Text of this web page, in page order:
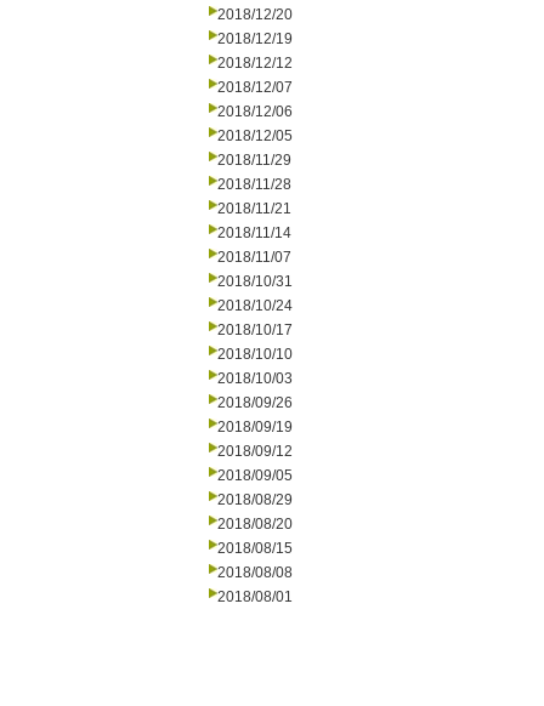
2018/12/20
2018/12/19
2018/12/12
2018/12/07
2018/12/06
2018/12/05
2018/11/29
2018/11/28
2018/11/21
2018/11/14
2018/11/07
2018/10/31
2018/10/24
2018/10/17
2018/10/10
2018/10/03
2018/09/26
2018/09/19
2018/09/12
2018/09/05
2018/08/29
2018/08/20
2018/08/15
2018/08/08
2018/08/01